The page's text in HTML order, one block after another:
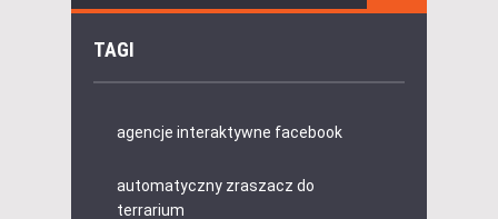
TAGI
agencje interaktywne facebook
automatyczny zraszacz do
terrarium